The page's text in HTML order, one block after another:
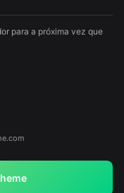
para a próxima vez que